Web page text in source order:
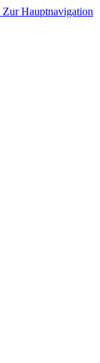
Zur Hauptnavigation